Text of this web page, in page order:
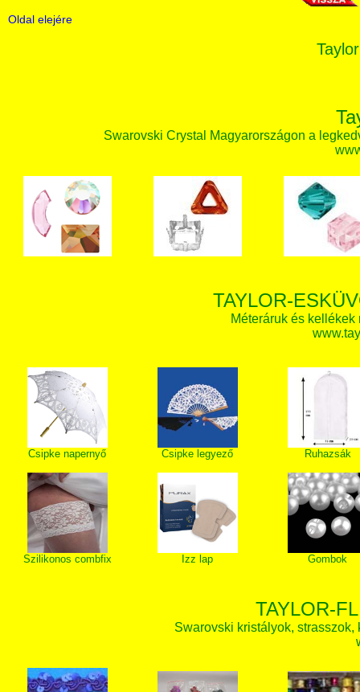
Oldal elejére
Swarovski Crystal Magyarországon a
TAYLOR-
Méteráruk és
Csipke napernyő Csipke legyező Ruhazsák
Szilikonos combfix Izz lap Gombok
TAYLOR-
Swarovski kristályok,